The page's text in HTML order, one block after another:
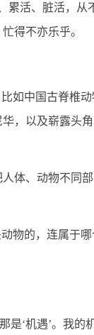
活、脏活，从
得不亦乐乎。
如中国古脊椎动
，以及崭露头
体、动物不同
的，连属于哪
‘机遇’。我的